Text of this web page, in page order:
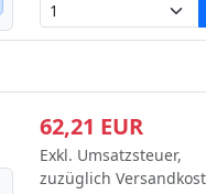
62,21 EUR
Exkl. Umsatzsteuer,
zuzüglich